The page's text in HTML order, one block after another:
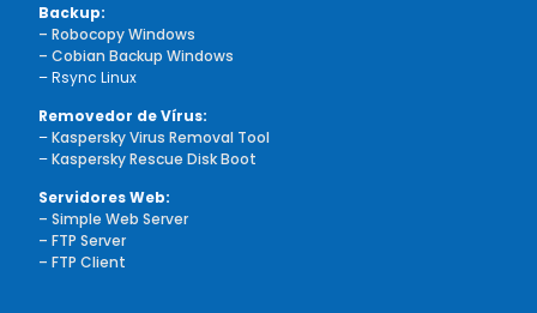
Backup:
– Robocopy Windows
– Cobian Backup Windows
– Rsync Linux
Removedor de Vírus:
–Kaspersky Virus Removal Tool
–Kaspersky Rescue Disk Boot
Servidores Web:
– Simple Web Server
– FTP Server
– FTP Client